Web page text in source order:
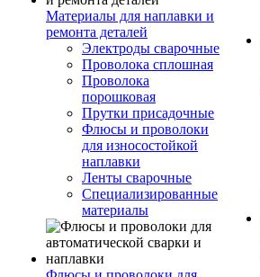
Материалы для наплавки и
ремонта деталей
Электроды сварочные
Проволока сплошная
Проволока
порошковая
Прутки присадочные
Флюсы и проволоки
для износостойкой
наплавки
Ленты сварочные
Специализированные
материалы